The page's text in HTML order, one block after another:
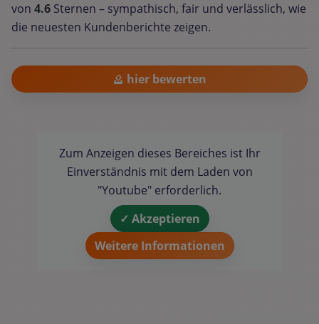
von 4.6 Sternen – sympathisch, fair und verlässlich, wie
die neuesten Kundenberichte zeigen.
hier bewerten
Zum Anzeigen dieses Bereiches ist Ihr
Einverständnis mit dem Laden von
"Youtube" erforderlich.
✓ Akzeptieren
Weitere Informationen